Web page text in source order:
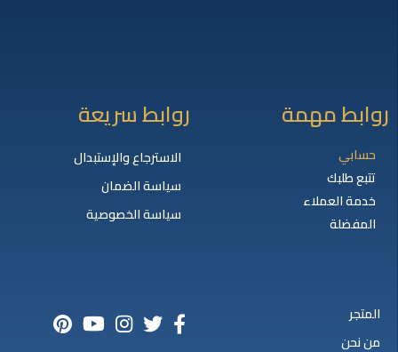
روابط مهمة
حسابي
تتبع طلبك
خدمة العملاء
المفضلة
روابط سريعة
الاسترجاع والإستبدال
سياسة الضمان
سياسة الخصوصية
المتجر
من نحن